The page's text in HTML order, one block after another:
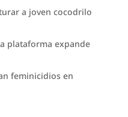
a joven cocodrilo
plataforma expande
feminicidios en